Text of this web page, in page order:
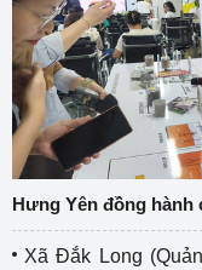
Hưng Yên đồng hành
Xã Đắk Long